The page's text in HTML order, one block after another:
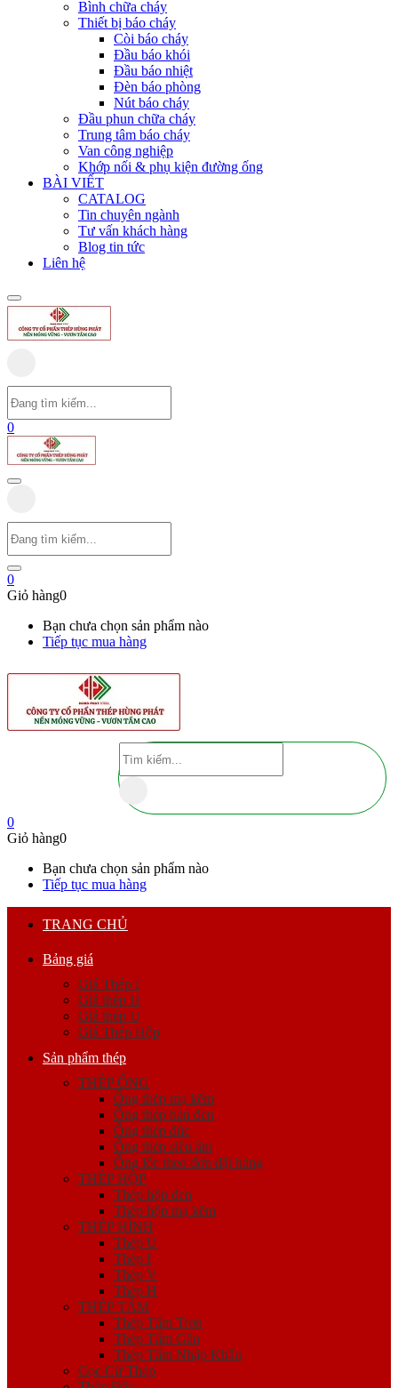
Bình chữa cháy
Thiết bị báo cháy
Còi báo cháy
Đầu báo khói
Đầu báo nhiệt
Đèn báo phòng
Nút báo cháy
Đầu phun chữa cháy
Trung tâm báo cháy
Van công nghiệp
Khớp nối & phụ kiện đường ống
BÀI VIẾT
CATALOG
Tin chuyên ngành
Tư vấn khách hàng
Blog tin tức
Liên hệ
0
0
Giỏ hàng0
Bạn chưa chọn sản phẩm nào
Tiếp tục mua hàng
0
Giỏ hàng0
Bạn chưa chọn sản phẩm nào
Tiếp tục mua hàng
TRANG CHỦ
Bảng giá
Giá Thép I
Giá thép H
Giá thép U
Giá Thép Hộp
Sản phẩm thép
THÉP ỐNG
Ống thép mạ kẽm
Ống thép hàn đen
Ống thép đúc
Ống thép siêu âm
Ống lốc theo đơn đặt hàng
THÉP HỘP
Thép hộp đen
Thép hộp mạ kẽm
THÉP HÌNH
Thép U
Thép I
Thép V
Thép H
THÉP TẤM
Thép Tấm Trơn
Thép Tấm Gân
Thép Tấm Nhập Khẩu
Cọc Cừ Thép